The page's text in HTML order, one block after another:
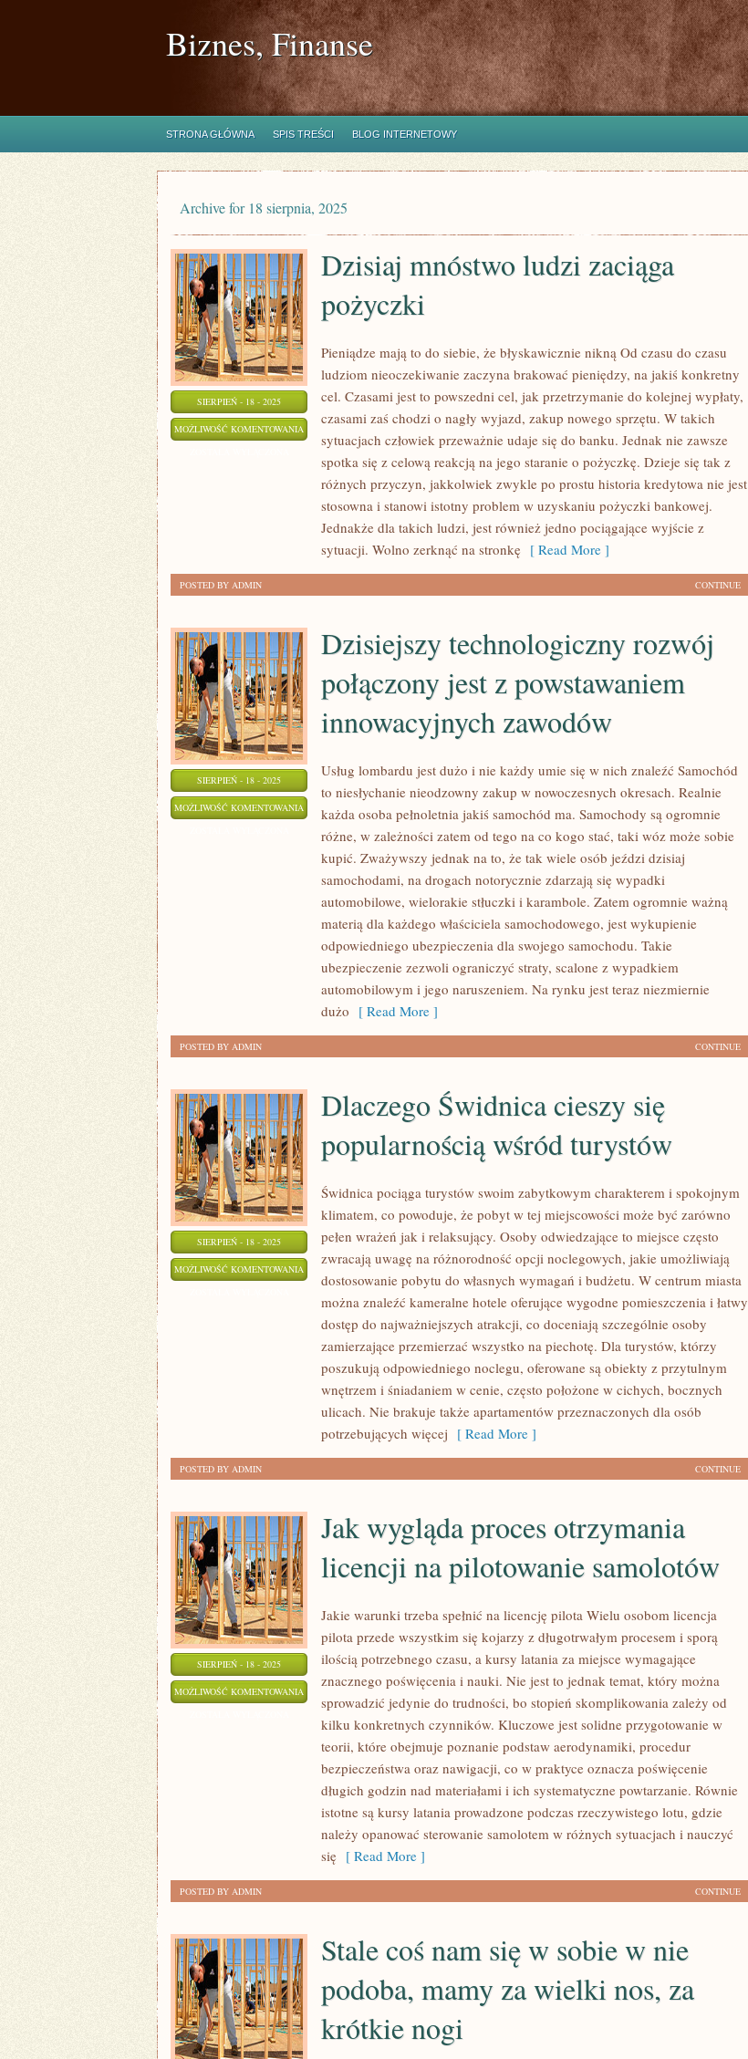
Biznes, Finanse
STRONA GŁÓWNA SPIS TREŚCI BLOG INTERNETOWY
Archive for 18 sierpnia, 2025
SIERPIEŃ - 18 - 2025
MOŻLIWOŚĆ KOMENTOWANIA
MNÓSTWO
LUDZI
Dzisiaj mnóstwo ludzi zaciąga
pożyczki
Pieniądze mają to do siebie, że błyskawicznie nikną Od czasu do czasu
ludziom nieoczekiwanie zaczyna brakować pieniędzy, na jakiś konkretny
cel. Czasami jest to powszedni cel, jak przetrzymanie do kolejnej wypłaty,
czasami zaś chodzi o nagły wyjazd, zakup nowego sprzętu. W takich
sytuacjach człowiek przeważnie udaje się do banku. Jednak nie zawsze
spotka się z celową reakcją na jego staranie o pożyczkę. Dzieje się tak z
różnych przyczyn, jakkolwiek zwykle po prostu historia kredytowa nie jest
stosowna i stanowi istotny problem w uzyskaniu pożyczki bankowej.
Jednakże dla takich ludzi, jest również jedno pociągające wyjście z
sytuacji. Wolno zerknąć na stronkę [ Read More ]
CONTINUE
POSTED BY ADMIN
SIERPIEŃ - 18 - 2025
MOŻLIWOŚĆ KOMENTOWANIA
TECHNOLOGICZNY
ROZWÓJ
JEST
POWSTAWANIEM
INNOWACYJNYCH
ZAWODÓW
Dzisiejszy technologiczny rozwój
połączony jest z powstawaniem
innowacyjnych zawodów
Usług lombardu jest dużo i nie każdy umie się w nich znaleźć Samochód
to niesłychanie nieodzowny zakup w nowoczesnych okresach. Realnie
każda osoba pełnoletnia jakiś samochód ma. Samochody są ogromnie
różne, w zależności zatem od tego na co kogo stać, taki wóz może sobie
kupić. Zważywszy jednak na to, że tak wiele osób jeździ dzisiaj
samochodami, na drogach notorycznie zdarzają się wypadki
automobilowe, wielorakie stłuczki i karambole. Zatem ogromnie ważną
materią dla każdego właściciela samochodowego, jest wykupienie
odpowiedniego ubezpieczenia dla swojego samochodu. Takie
ubezpieczenie zezwoli ograniczyć straty, scalone z wypadkiem
automobilowym i jego naruszeniem. Na rynku jest teraz niezmiernie
dużo [ Read More ]
CONTINUE
POSTED BY ADMIN
SIERPIEŃ - 18 - 2025
MOŻLIWOŚĆ KOMENTOWANIA
TURYSTÓW
Dlaczego Świdnica cieszy się
popularnością wśród turystów
Świdnica pociąga turystów swoim zabytkowym charakterem i spokojnym
klimatem, co powoduje, że pobyt w tej miejscowości może być zarówno
pełen wrażeń jak i relaksujący. Osoby odwiedzające to miejsce często
zwracają uwagę na różnorodność opcji noclegowych, jakie umożliwiają
dostosowanie pobytu do własnych wymagań i budżetu. W centrum miasta
można znaleźć kameralne hotele oferujące wygodne pomieszczenia i łatwy
dostęp do najważniejszych atrakcji, co doceniają szczególnie osoby
zamierzające przemierzać wszystko na piechotę. Dla turystów, którzy
poszukują odpowiedniego noclegu, oferowane są obiekty z przytulnym
wnętrzem i śniadaniem w cenie, często położone w cichych, bocznych
ulicach. Nie brakuje także apartamentów przeznaczonych dla osób
potrzebujących więcej [ Read More ]
CONTINUE
POSTED BY ADMIN
SIERPIEŃ - 18 - 2025
MOŻLIWOŚĆ KOMENTOWANIA
WYGLĄDA
PILOTOWANIE
SAMOLOTÓW
Jak wygląda proces otrzymania
licencji na pilotowanie samolotów
Jakie warunki trzeba spełnić na licencję pilota Wielu osobom licencja
pilota przede wszystkim się kojarzy z długotrwałym procesem i sporą
ilością potrzebnego czasu, a kursy latania za miejsce wymagające
znacznego poświęcenia i nauki. Nie jest to jednak temat, który można
sprowadzić jedynie do trudności, bo stopień skomplikowania zależy od
kilku konkretnych czynników. Kluczowe jest solidne przygotowanie w
teorii, które obejmuje poznanie podstaw aerodynamiki, procedur
bezpieczeństwa oraz nawigacji, co w praktyce oznacza poświęcenie
długich godzin nad materiałami i ich systematyczne powtarzanie. Równie
istotne są kursy latania prowadzone podczas rzeczywistego lotu, gdzie
należy opanować sterowanie samolotem w różnych sytuacjach i nauczyć
się [ Read More ]
CONTINUE
POSTED BY ADMIN
Stale coś nam się w sobie w nie
podoba, mamy za wielki nos, za
krótkie nogi